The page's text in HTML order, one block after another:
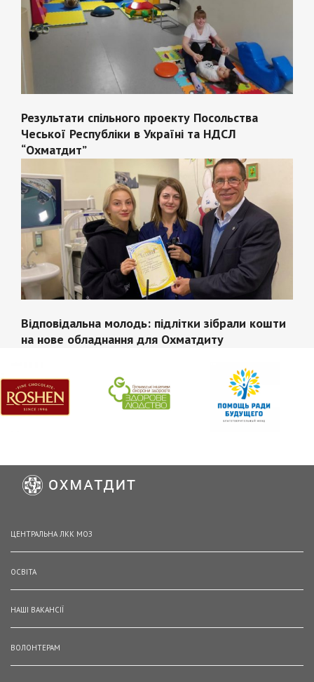
Результати спільного проекту Посольства
Чеської Республіки в Україні та НДСЛ
“Охматдит”
Відповідальна молодь: підлітки зібрали кошти
на нове обладнання для Охматдиту
ЦЕНТРАЛЬНА ЛКК МОЗ
ОСВІТА
НАШІ ВАКАНСІЇ
ВОЛОНТЕРАМ